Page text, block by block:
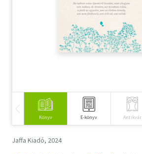
Tankönyv, segédkönyv
Társadalomtudomány
Természettudomány
Vallás
Könyv E-könyv Antikvár
Jaffa Kiadó, 2024